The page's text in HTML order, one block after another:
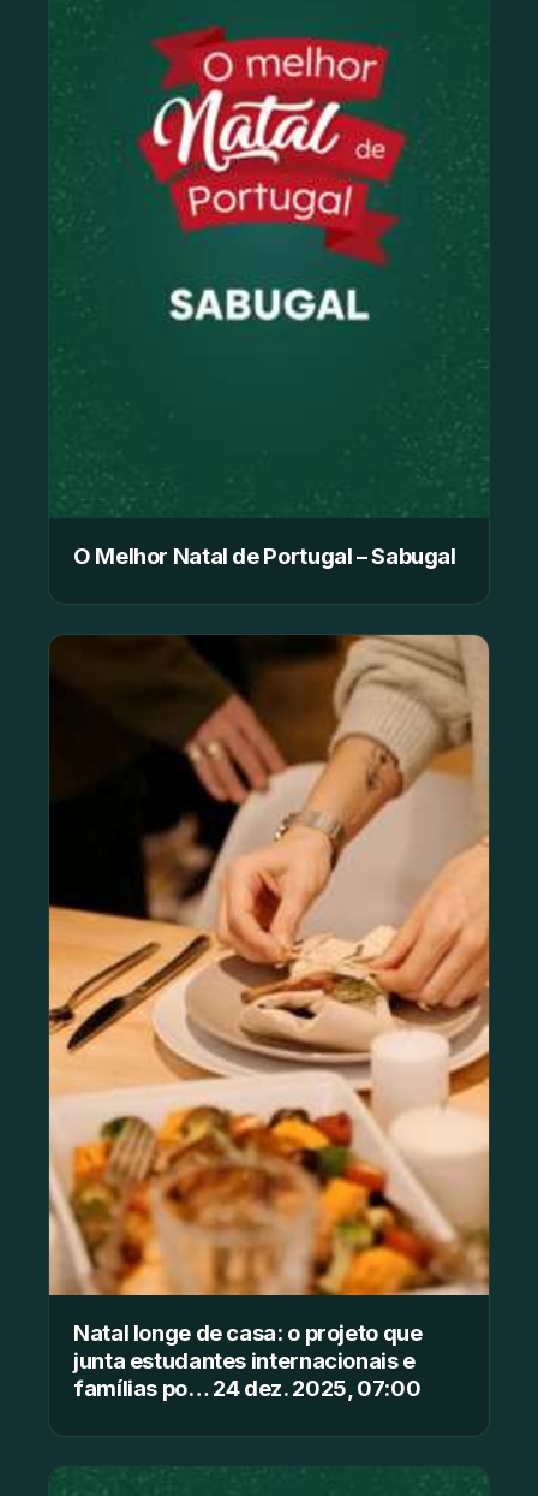
O Melhor Natal de Portugal – Sabugal
Natal longe de casa: o projeto que
junta estudantes internacionais e
famílias po… 24 dez. 2025, 07:00